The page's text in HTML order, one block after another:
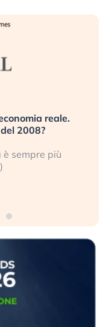
reale.
2008?
è sempre più